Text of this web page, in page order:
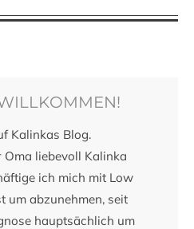
Kalinkas Blog.
Oma liebevoll Kalinka
ich mich mit Low
um abzunehmen, seit
hauptsächlich um